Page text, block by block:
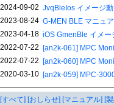
[すべて] [おしらせ] [マニュアル] [